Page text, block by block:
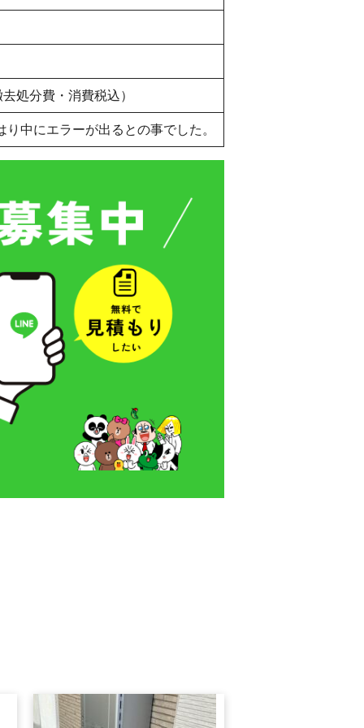
処分費・消費税込）
中にエラーが出るとの事でした。